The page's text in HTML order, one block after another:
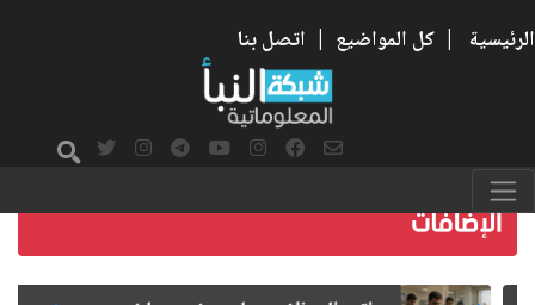
الرئيسية | كل المواضيع | اتصل بنا